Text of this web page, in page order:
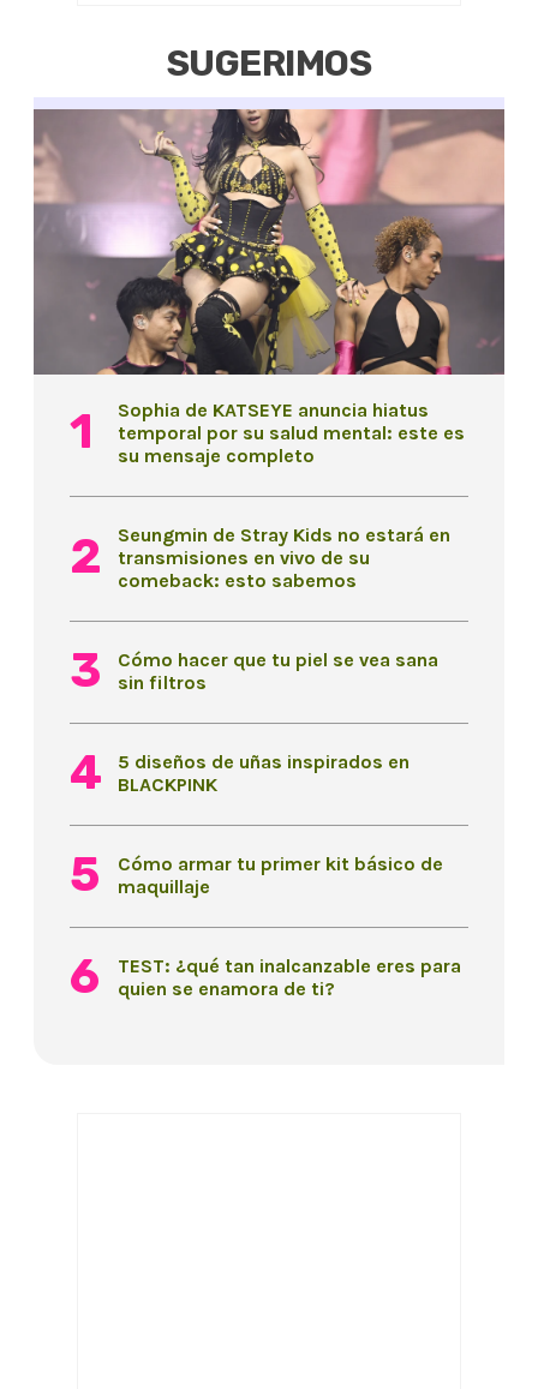
SUGERIMOS
Sophia de KATSEYE anuncia hiatus
temporal por su salud mental: este es
su mensaje completo
Seungmin de Stray Kids no estará en
transmisiones en vivo de su
comeback: esto sabemos
Cómo hacer que tu piel se vea sana
sin filtros
5 diseños de uñas inspirados en
BLACKPINK
Cómo armar tu primer kit básico de
maquillaje
TEST: ¿qué tan inalcanzable eres para
quien se enamora de ti?